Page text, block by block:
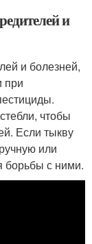
и
и болезней,
при
чтобы
Если тыкву
или
борьбы с ними.